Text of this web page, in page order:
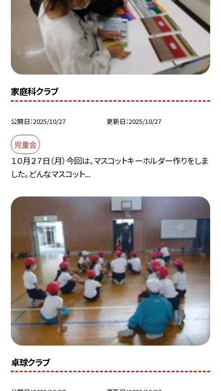
家庭科クラブ
公開日 2025/10/27 更新日 2025/10/27
児童会
１０月２７日（月）今回は、マスコットキーホルダー作りをしま
した。どんなマスコット...
卓球クラブ